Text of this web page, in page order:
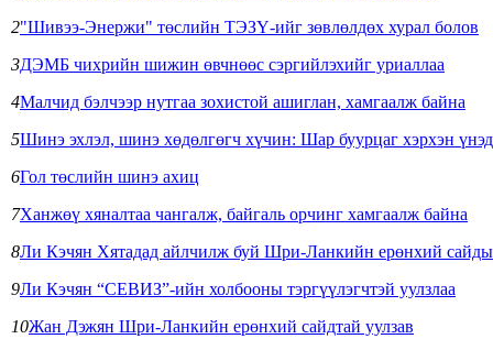
2"Шивээ-Энержи" төслийн ТЭЗҮ-ийг зөвлөлдөх хурал болов
3ДЭМБ чихрийн шижин өвчнөөс сэргийлэхийг уриаллаа
4Малчид бэлчээр нутгаа зохистой ашиглан, хамгаалж байна
5Шинэ эхлэл, шинэ хөдөлгөгч хүчин: Шар буурцаг хэрхэн
6Гол төслийн шинэ ахиц
7Ханжөү хяналтаа чангалж, байгаль орчинг хамгаалж байна
8Ли Кэчян Хятадад айлчилж буй Шри-Ланкийн ерөнхий сайдыг
9Ли Кэчян “СЕВИЗ”-ийн холбооны тэргүүлэгчтэй уулзлаа
10Жан Дэжян Шри-Ланкийн ерөнхий сайдтай уулзав